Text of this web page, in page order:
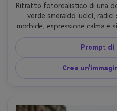
Ritratto fotorealistico di una
verde smeraldo lucidi,
morbide, espressione calma e
rotolato nero e piccoli
sfondo grigio pulito in studio,
bellezza con riempimento
profondità di campo
centrate, gradazione
Prompt di
Crea